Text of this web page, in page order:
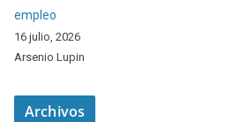
empleo
16 julio, 2026
Arsenio Lupin
Archivos